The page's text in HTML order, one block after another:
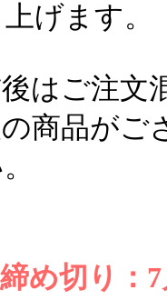
げます。
はご注
商品がご
め切り：7